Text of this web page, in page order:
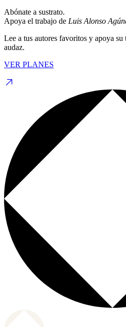
Abónate a sustrato.
Apoya el trabajo de Luis Alonso
Lee a tus autores favoritos y apoya
audaz.
VER PLANES